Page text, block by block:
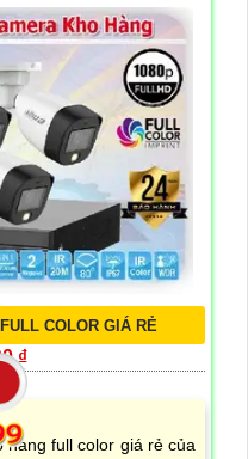
COLOR GIÁ RẺ
₫
full color giá rẻ của